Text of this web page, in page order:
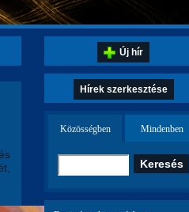
Új hír
Hírek szerkesztése
Közösségben Mindenben